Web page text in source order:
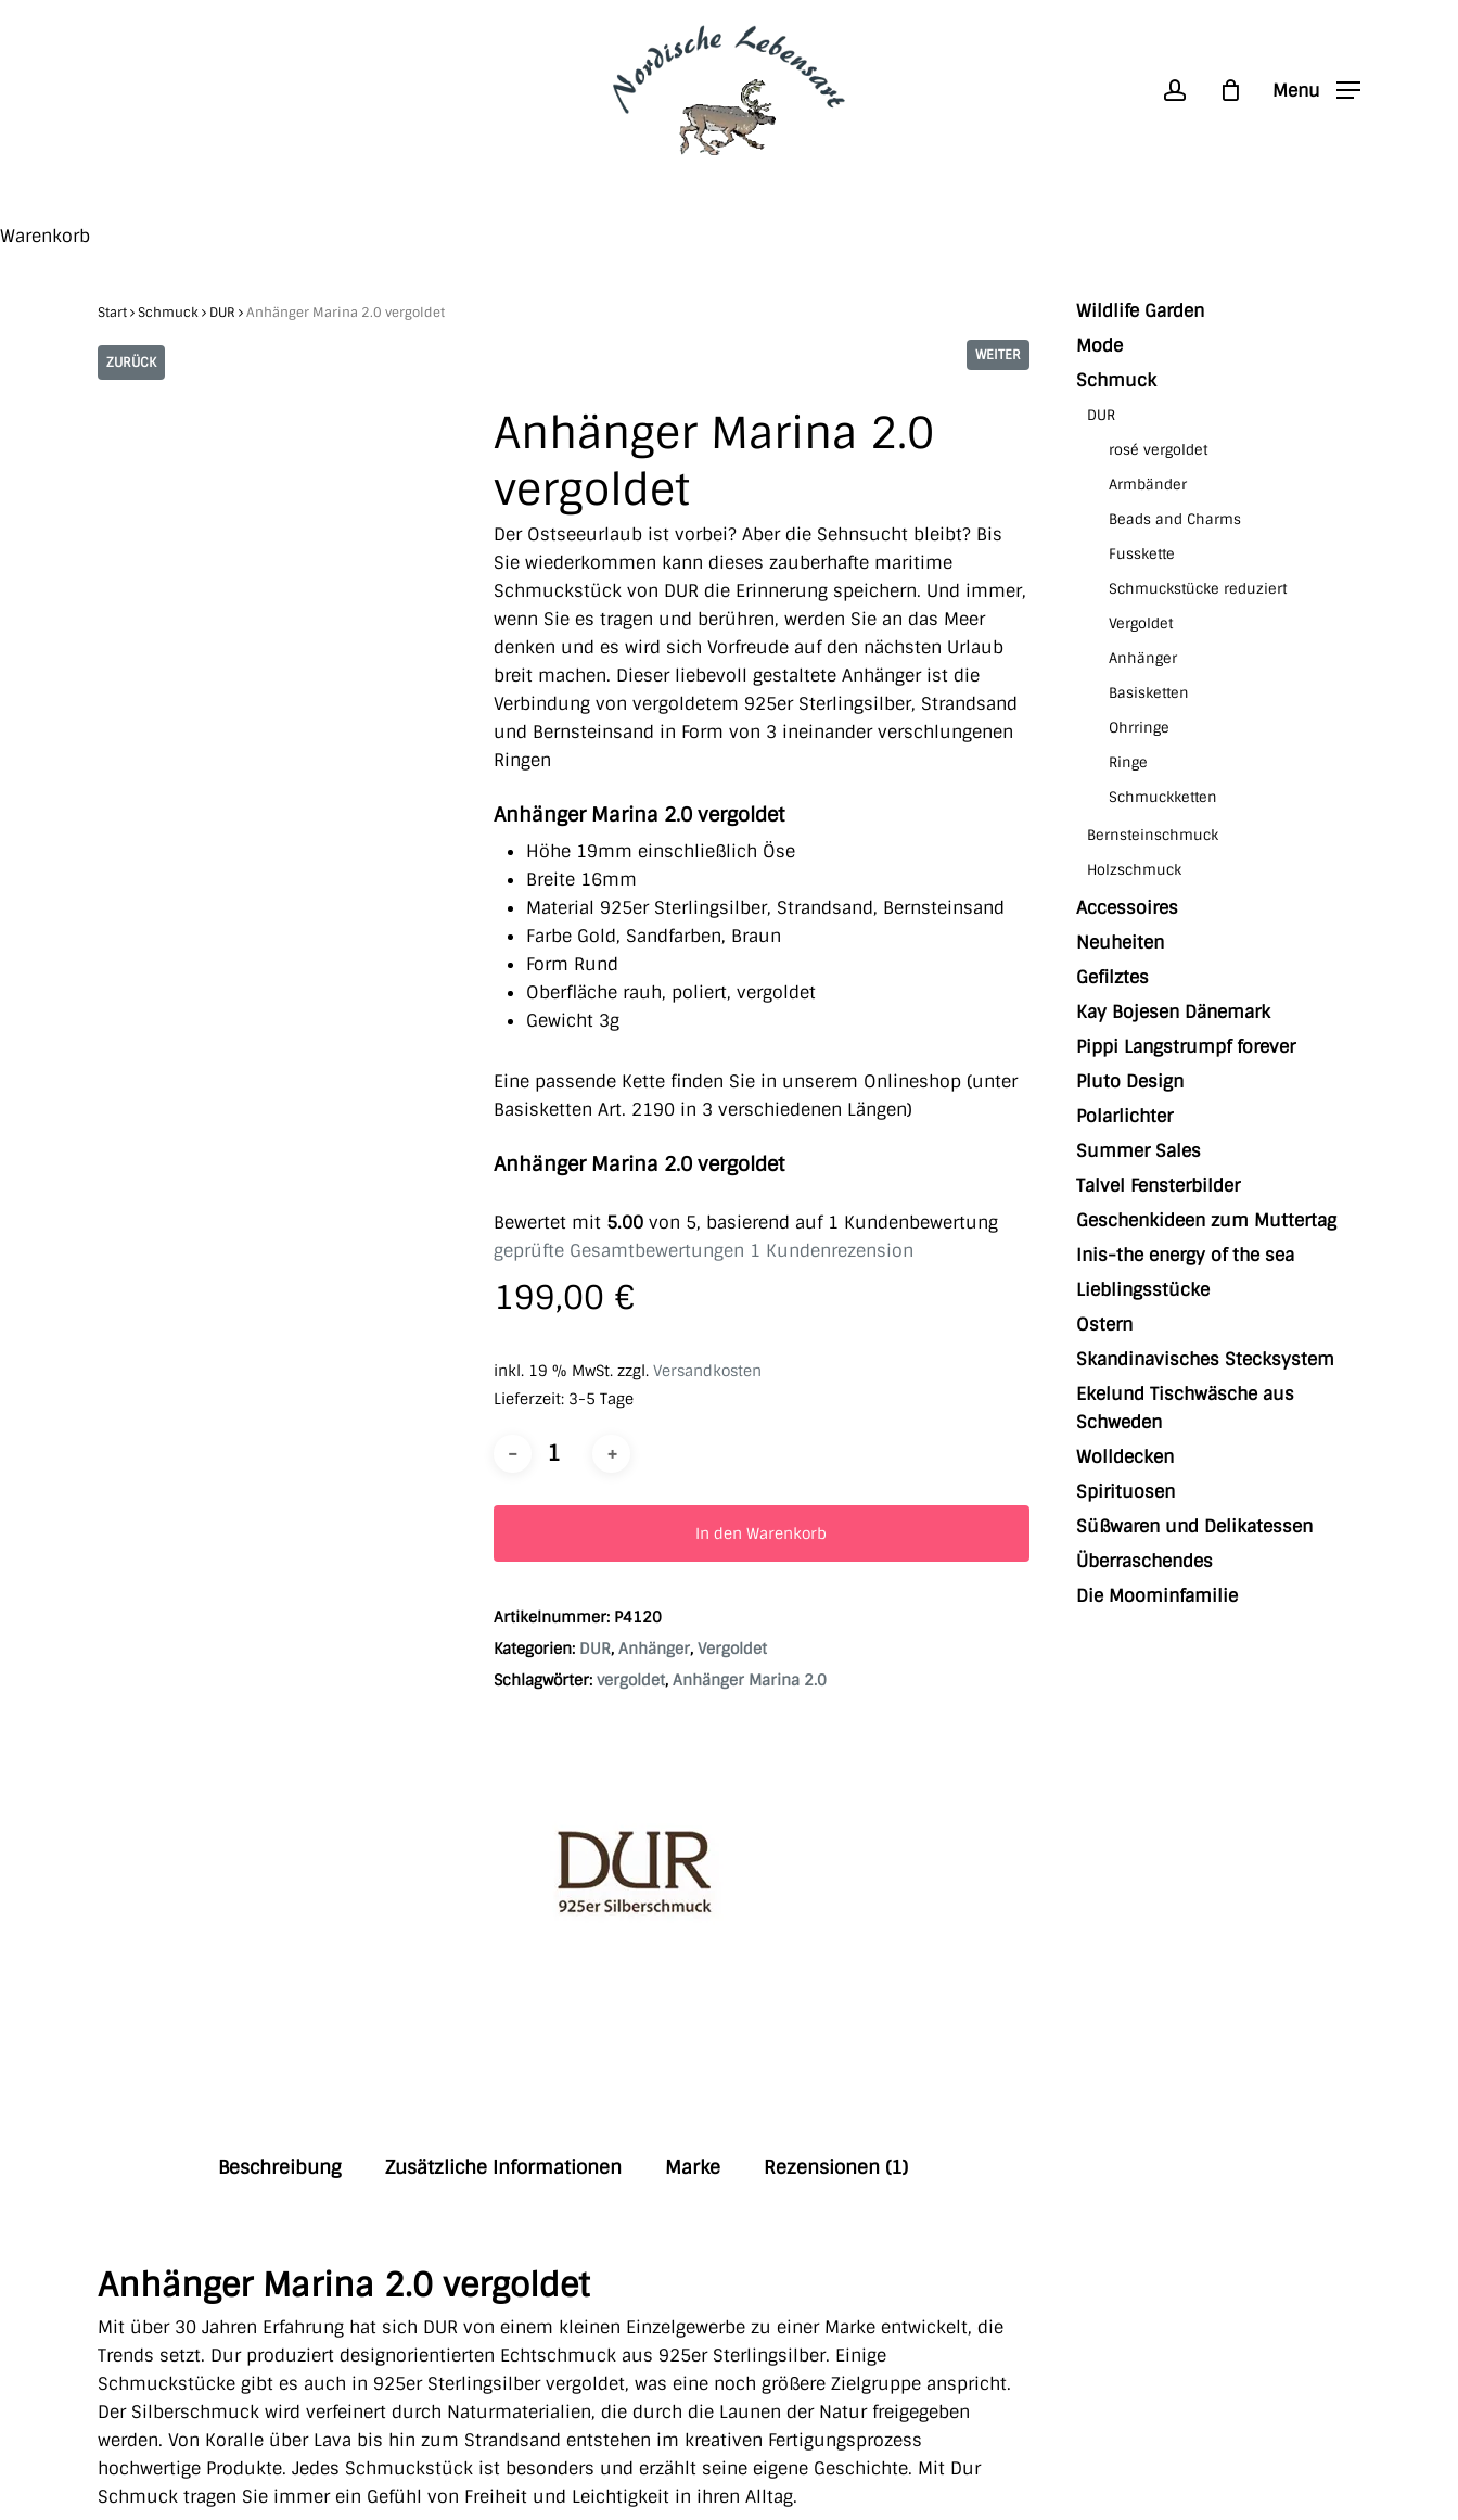
Menu
WarenkorbClose
Start Schmuck DUR Anhänger Marina 2.0 vergoldet
ZURÜCK WEITER
Anhänger Marina 2.0
vergoldet
Der Ostseeurlaub ist vorbei? Aber die Sehnsucht bleibt? Bis
Sie wiederkommen kann dieses zauberhafte maritime
Schmuckstück von DUR die Erinnerung speichern. Und immer,
wenn Sie es tragen und berühren, werden Sie an das Meer
denken und es wird sich Vorfreude auf den nächsten Urlaub
breit machen. Dieser liebevoll gestaltete Anhänger ist die
Verbindung von vergoldetem 925er Sterlingsilber, Strandsand
und Bernsteinsand in Form von 3 ineinander verschlungenen
Ringen
Anhänger Marina 2.0 vergoldet
Höhe 19mm einschließlich Öse
Breite 16mm
Material 925er Sterlingsilber, Strandsand, Bernsteinsand
Farbe Gold, Sandfarben, Braun
Form Rund
Oberfläche rauh, poliert, vergoldet
Gewicht 3g
Eine passende Kette finden Sie in unserem Onlineshop (unter
Basisketten Art. 2190 in 3 verschiedenen Längen)
Anhänger Marina 2.0 vergoldet
Bewertet mit 5.00 von 5, basierend auf 1 Kundenbewertung
geprüfte Gesamtbewertungen 1 Kundenrezension
199,00 €
inkl. 19 % MwSt. zzgl. Versandkosten
Lieferzeit: 3-5 Tage
In den Warenkorb
Artikelnummer: P4120
Kategorien: DUR, Anhänger, Vergoldet
Schlagwörter: vergoldet, Anhänger Marina 2.0
Beschreibung Zusätzliche Informationen Marke Rezensionen (1)
Anhänger Marina 2.0 vergoldet
Mit über 30 Jahren Erfahrung hat sich DUR von einem kleinen Einzelgewerbe zu einer Marke entwickelt, die
Trends setzt. Dur produziert designorientierten Echtschmuck aus 925er Sterlingsilber. Einige
Schmuckstücke gibt es auch in 925er Sterlingsilber vergoldet, was eine noch größere Zielgruppe anspricht.
Der Silberschmuck wird verfeinert durch Naturmaterialien, die durch die Launen der Natur freigegeben
werden. Von Koralle über Lava bis hin zum Strandsand entstehen im kreativen Fertigungsprozess
hochwertige Produkte. Jedes Schmuckstück ist besonders und erzählt seine eigene Geschichte. Mit Dur
Schmuck tragen Sie immer ein Gefühl von Freiheit und Leichtigkeit in ihren Alltag.
Wildlife Garden
Mode
Schmuck
DUR
rosé vergoldet
Armbänder
Beads and Charms
Fusskette
Schmuckstücke reduziert
Vergoldet
Anhänger
Basisketten
Ohrringe
Ringe
Schmuckketten
Bernsteinschmuck
Holzschmuck
Accessoires
Neuheiten
Gefilztes
Kay Bojesen Dänemark
Pippi Langstrumpf forever
Pluto Design
Polarlichter
Summer Sales
Talvel Fensterbilder
Geschenkideen zum Muttertag
Inis-the energy of the sea
Lieblingsstücke
Ostern
Skandinavisches Stecksystem
Ekelund Tischwäsche aus
Schweden
Wolldecken
Spirituosen
Süßwaren und Delikatessen
Überraschendes
Die Moominfamilie